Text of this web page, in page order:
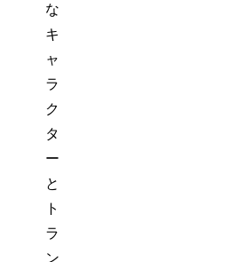
な
キ
ャ
ラ
ク
タ
ー
と
ト
ラ
ン